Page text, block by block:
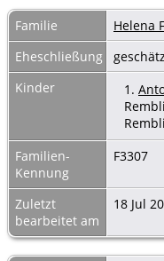
Familie Helena
Eheschließung
Kinder
1.
Familien-
Kennung
F3307
Zuletzt
bearbeitet am
18 Jul